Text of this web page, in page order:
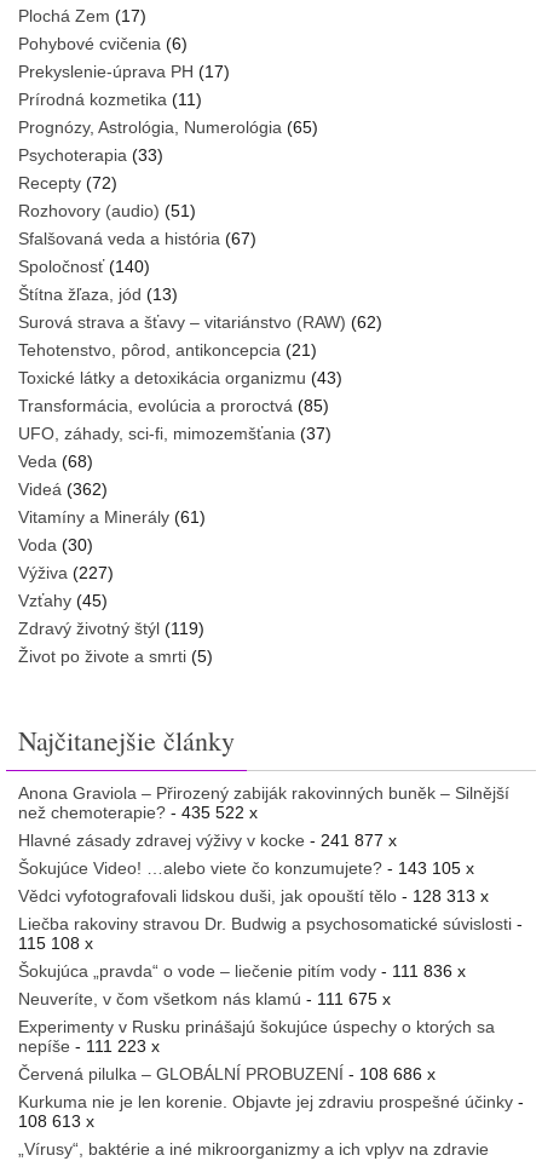
Plochá Zem (17)
Pohybové cvičenia (6)
Prekyslenie-úprava PH (17)
Prírodná kozmetika (11)
Prognózy, Astrológia, Numerológia (65)
Psychoterapia (33)
Recepty (72)
Rozhovory (audio) (51)
Sfalšovaná veda a história (67)
Spoločnosť(140)
Štítna žľaza, jód (13)
Surová strava a šťavy – vitariánstvo (RAW) (62)
Tehotenstvo, pôrod, antikoncepcia (21)
Toxické látky a detoxikácia organizmu (43)
Transformácia, evolúcia a proroctvá (85)
UFO, záhady, sci-fi, mimozemšťania (37)
Veda (68)
Videá (362)
Vitamíny a Minerály (61)
Voda (30)
Výživa (227)
Vzťahy (45)
Zdravý životný štýl (119)
Život po živote a smrti (5)
Najčitanejšie články
Anona Graviola – Přirozený zabiják rakovinných buněk – Silnější
než chemoterapie? - 435 522 x
Hlavné zásady zdravej výživy v kocke - 241 877 x
Šokujúce Video! …alebo viete čo konzumujete? - 143 105 x
Vědci vyfotografovali lidskou duši, jak opouští tělo - 128 313 x
Liečba rakoviny stravou Dr. Budwig a psychosomatické súvislosti -
115 108 x
Šokujúca „pravda“ o vode – liečenie pitím vody - 111 836 x
Neuveríte, v čom všetkom nás klamú - 111 675 x
Experimenty v Rusku prinášajú šokujúce úspechy o ktorých sa
nepíše - 111 223 x
Červená pilulka – GLOBÁLNÍ PROBUZENÍ - 108 686 x
Kurkuma nie je len korenie. Objavte jej zdraviu prospešné účinky -
108 613 x
„Vírusy“, baktérie a iné mikroorganizmy a ich vplyv na zdravie